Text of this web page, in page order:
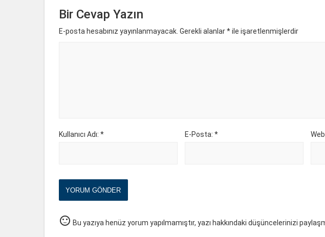
Bir Cevap Yazın
E-posta hesabınız yayınlanmayacak. Gerekli alanlar*ile işaretlenmişlerdir
Kullanıcı Adı: * E-Posta: *
YORUM GÖNDER
sentiment_neutral Bu yazıya henüz yorum yapılmamıştır, yazı hakkındaki düşüncelerinizi